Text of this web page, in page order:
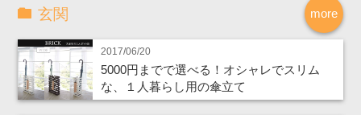
more
玄関
2017/06/20
5000円までで選べる！オシャレでスリム
な、１人暮らし用の傘立て